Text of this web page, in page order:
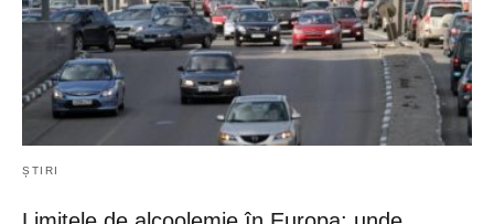
ȘTIRI